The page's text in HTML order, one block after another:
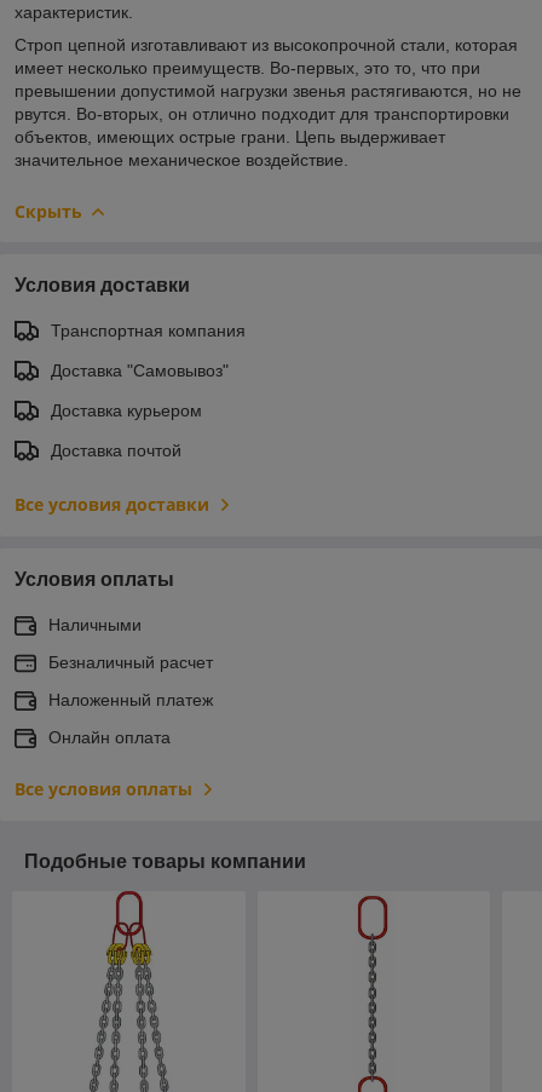
характеристик.
Строп цепной изготавливают из высокопрочной стали, которая
имеет несколько преимуществ. Во-первых, это то, что при
превышении допустимой нагрузки звенья растягиваются, но не
рвутся. Во-вторых, он отлично подходит для транспортировки
объектов, имеющих острые грани. Цепь выдерживает
значительное механическое воздействие.
Скрыть
Условия доставки
Транспортная компания
Доставка "Самовывоз"
Доставка курьером
Доставка почтой
Все условия доставки
Условия оплаты
Наличными
Безналичный расчет
Наложенный платеж
Онлайн оплата
Все условия оплаты
Подобные товары компании